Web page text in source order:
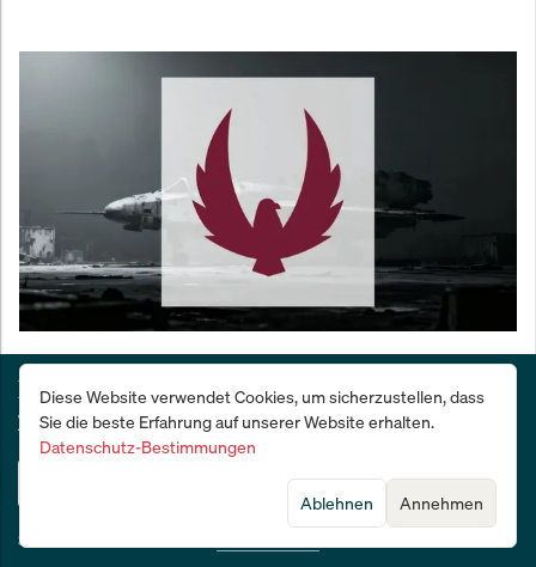
Deutschlands Wirtschafts- und Finanzzeitung:
28 Tage kostenlos testen
Sie sind bereits Abonnent?
Kratos verdoppelt Produktionskapazität: 167.000
Quadratmeter Mega-Fabrik in Pennsylvania
eröffnet
Diese Website verwendet Cookies, um sicherzustellen, dass
Sie die beste Erfahrung auf unserer Website erhalten.
Datenschutz-Bestimmungen
Annehmen
Ablehnen